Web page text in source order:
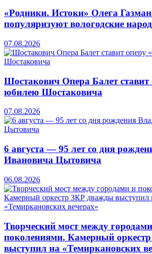
«Родники. Истоки» Олега
популяризуют вологодские
07.08.2026
Шостакович Опера Балет ставит
юбилею Шостаковича
07.08.2026
6 августа — 95 лет со дня
Ивановича Цытовича
06.08.2026
Творческий мост между
поколениями. Камерный
выступил на «Темиркановских